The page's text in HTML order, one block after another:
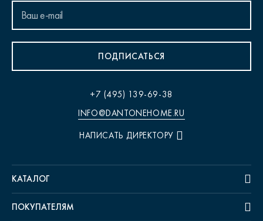
ПОДПИСАТЬСЯ
+7 (495) 139-69-38
INFO@DANTONEHOME.RU
НАПИСАТЬ ДИРЕКТОРУ
КАТАЛОГ
ПОКУПАТЕЛЯМ